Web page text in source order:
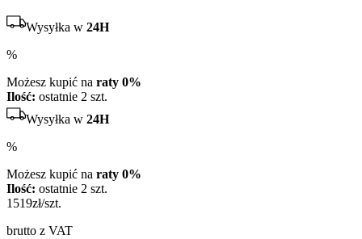
Wysyłka w 24H
%
Możesz kupić na raty 0%
Ilość: ostatnie 2 szt.
Wysyłka w 24H
%
Możesz kupić na raty 0%
Ilość: ostatnie 2 szt.
1519zł/szt.
brutto z VAT